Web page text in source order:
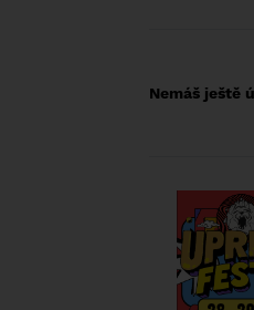
Nemáš ještě